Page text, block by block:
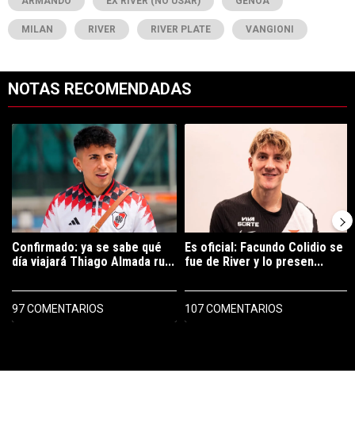
MILAN RIVER RIVER PLATE VANGIONI
NOTAS RECOMENDADAS
Un artículo de tendencia con el título "Confirmado: ya se sabe qué
Confirmado: ya se sabe qué
día viajará Thiago Almada ru...
97 COMENTARIOS
Un artículo de tendencia con el
Es oficial: Facundo Colidio se
fue de River y lo presen...
107 COMENTARIOS